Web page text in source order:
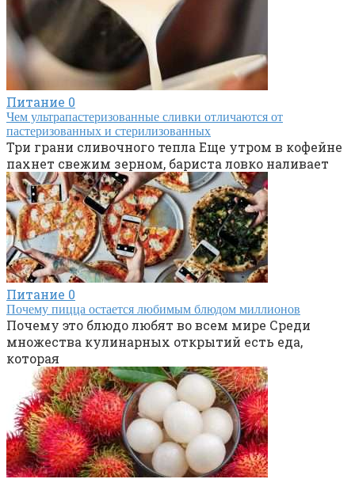
Питание 0
Чем ультрапастеризованные сливки отличаются от
пастеризованных и стерилизованных
Три грани сливочного тепла Еще утром в кофейне
пахнет свежим зерном, бариста ловко наливает
Питание 0
Почему пицца остается любимым блюдом миллионов
Почему это блюдо любят во всем мире Среди
множества кулинарных открытий есть еда,
которая